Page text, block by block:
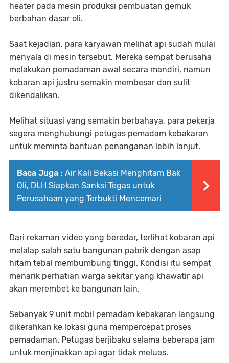
heater pada mesin produksi pembuatan gemuk
berbahan dasar oli.
Saat kejadian, para karyawan melihat api sudah mulai
menyala di mesin tersebut. Mereka sempat berusaha
melakukan pemadaman awal secara mandiri, namun
kobaran api justru semakin membesar dan sulit
dikendalikan.
Melihat situasi yang semakin berbahaya, para pekerja
segera menghubungi petugas pemadam kebakaran
untuk meminta bantuan penanganan lebih lanjut.
Baca Juga : Air Kali Bekasi Menghitam Bak
Oli, DLH Siapkan Sanksi Tegas untuk
Perusahaan yang Terbukti Mencemari
Dari rekaman video yang beredar, terlihat kobaran api
melalap salah satu bangunan pabrik dengan asap
hitam tebal membumbung tinggi. Kondisi itu sempat
menarik perhatian warga sekitar yang khawatir api
akan merembet ke bangunan lain.
Sebanyak 9 unit mobil pemadam kebakaran langsung
dikerahkan ke lokasi guna mempercepat proses
pemadaman. Petugas berjibaku selama beberapa jam
untuk menjinakkan api agar tidak meluas.